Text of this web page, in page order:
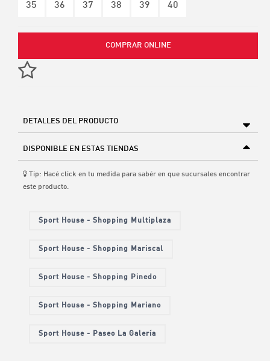
35 36 37 38 39 40
COMPRAR ONLINE
DETALLES DEL PRODUCTO
DISPONIBLE EN ESTAS TIENDAS
Tip: Hacé click en tu medida para sabér en que sucursales encontrar
este producto.
Sport House - Shopping Multiplaza
Sport House - Shopping Mariscal
Sport House - Shopping Pinedo
Sport House - Shopping Mariano
Sport House - Paseo La Galería